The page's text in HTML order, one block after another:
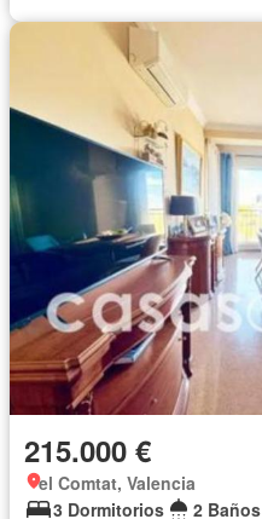
215.000 €
el Comtat, Valencia
3 Dormitorios
2 Baños